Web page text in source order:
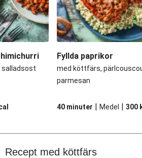
Fyllda paprikor
med köttfärs,
parmesan
40 minuter | Medel | 300
Recept med köttfärs